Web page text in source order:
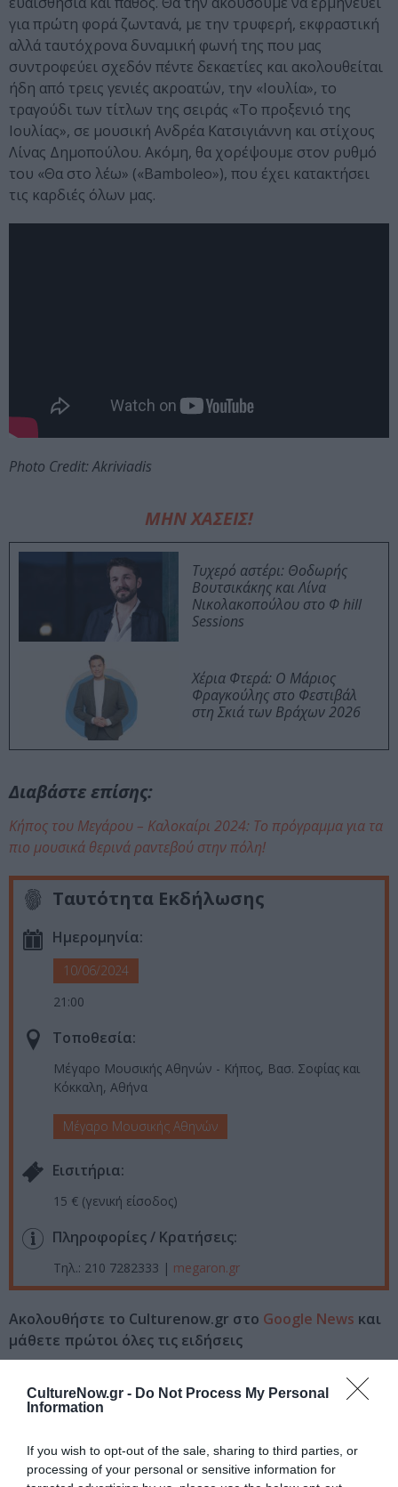
CultureNow.gr - Do Not Process My Personal
Information
If you wish to opt-out of the sale, sharing to third parties, or
processing of your personal or sensitive information for
για πρώτη φορά ζωντανά, με την τρυφερή, εκφραστική
αλλά ταυτόχρονα δυναμική φωνή της που μας
συντροφεύει σχεδόν πέντε δεκαετίες και ακολουθείται
ήδη από τρεις γενιές ακροατών, την «Ιουλία», το
τραγούδι των τίτλων της σειράς «Το προξενιό της
Ιουλίας», σε μουσική Ανδρέα Κατσιγιάννη και στίχους
Λίνας Δημοπούλου. Ακόμη, θα χορέψουμε στον ρυθμό
του «Θα στο λέω» («Bamboleo»), που έχει κατακτήσει
τις καρδιές όλων μας.
Photo Credit: Akriviadis
ΜΗΝ ΧΑΣΕΙΣ!
Τυχερό αστέρι: Θοδωρής
Βουτσικάκης και Λίνα
Νικολακοπούλου στο Φ hill
Sessions
Χέρια Φτερά: Ο Μάριος
Φραγκούλης στο Φεστιβάλ
στη Σκιά των Βράχων 2026
Διαβάστε επίσης:
Κήπος του Μεγάρου – Καλοκαίρι 2024: Το πρόγραμμα για τα
πιο μουσικά θερινά ραντεβού στην πόλη!
Ταυτότητα Εκδήλωσης
Ημερομηνία:
10/06/2024
21:00
Τοποθεσία:
Μέγαρο Μουσικής Αθηνών - Κήπος, Βασ. Σοφίας και
Κόκκαλη, Αθήνα
Μέγαρο Μουσικής Αθηνών
Eισιτήρια:
15 € (γενική είσοδος)
Πληροφορίες / Κρατήσεις:
Τηλ.: 210 7282333 | megaron.gr
Ακολουθήστε το Culturenow.gr στο Google News και
μάθετε πρώτοι όλες τις ειδήσεις
για την Τέχνη και τον
Πολιτισμό στοCulturenow.gr
Νέοι Διαγωνισμοί❯